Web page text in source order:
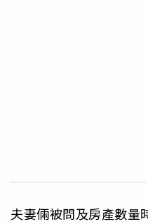
夫妻倆被問及房產數量